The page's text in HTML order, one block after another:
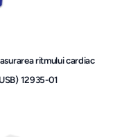
ritmului cardiac
12935-01